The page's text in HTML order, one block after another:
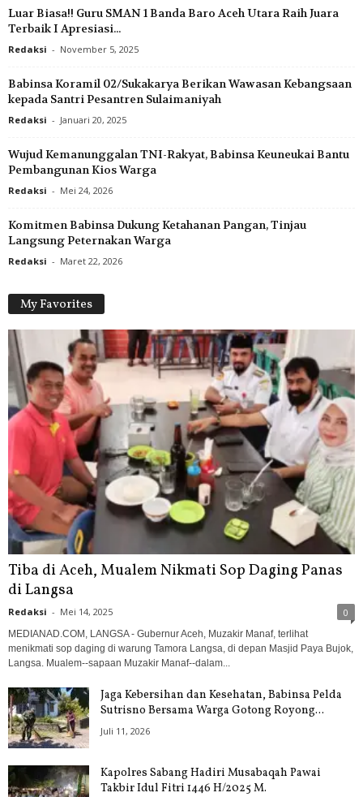
Luar Biasa!! Guru SMAN 1 Banda Baro Aceh Utara Raih Juara
Terbaik I Apresiasi...
Redaksi - November 5, 2025
Babinsa Koramil 02/Sukakarya Berikan Wawasan Kebangsaan
kepada Santri Pesantren Sulaimaniyah
Redaksi - Januari 20, 2025
Wujud Kemanunggalan TNI-Rakyat, Babinsa Keuneukai Bantu
Pembangunan Kios Warga
Redaksi - Mei 24, 2026
Komitmen Babinsa Dukung Ketahanan Pangan, Tinjau
Langsung Peternakan Warga
Redaksi - Maret 22, 2026
My Favorites
Tiba di Aceh, Mualem Nikmati Sop Daging Panas
di Langsa
Redaksi - Mei 14, 2025 0
MEDIANAD.COM, LANGSA - Gubernur Aceh, Muzakir Manaf, terlihat
menikmati sop daging di warung Tamora Langsa, di depan Masjid Paya Bujok,
Langsa. Mualem--sapaan Muzakir Manaf--dalam...
Jaga Kebersihan dan Kesehatan, Babinsa Pelda
Sutrisno Bersama Warga Gotong Royong...
Juli 11, 2026
Kapolres Sabang Hadiri Musabaqah Pawai
Takbir Idul Fitri 1446 H/2025 M.